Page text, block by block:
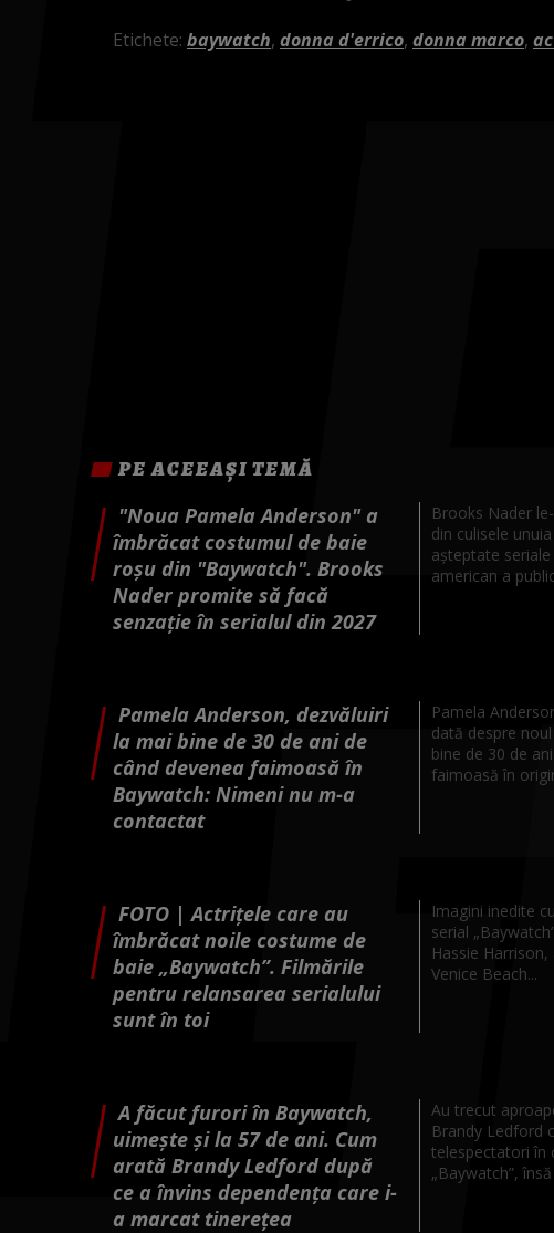
Etichete: baywatch, donna d'errico, donna marco,
PE ACEEAȘI TEMĂ
"Noua Pamela Anderson" a
îmbrăcat costumul de baie
roșu din "Baywatch". Brooks
Nader promite să facă
senzație în serialul din 2027
Brooks Nader
din culisele
așteptate
american a
Pamela Anderson, dezvăluiri
la mai bine de 30 de ani de
când devenea faimoasă în
Baywatch: Nimeni nu m-a
contactat
Pamela
dată despre
bine de 30 de
faimoasă în
FOTO | Actrițele care au
îmbrăcat noile costume de
baie „Baywatch”. Filmările
pentru relansarea serialului
sunt în toi
Imagini inedite
serial
Hassie
Venice Beach...
A făcut furori în Baywatch,
uimește și la 57 de ani. Cum
arată Brandy Ledford după
ce a învins dependența care i-
a marcat tinerețea
Au trecut
Brandy Ledford
telespectatori în
„Baywatch”,